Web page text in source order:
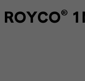
ROYCO®